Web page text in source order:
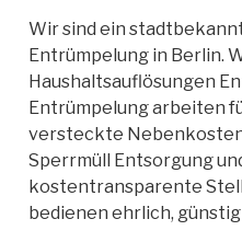
Wir sind ein
Entrümpelung in Berlin.
Haushaltsauflösungen
Entrümpelung arbeiten
versteckte
Sperrmüll Entsorgung
kostentransparente
bedienen ehrlich, günstig